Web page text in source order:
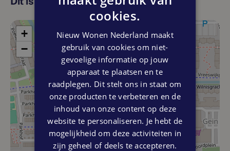
+
−
cookies.
Nieuw Wonen Nederland maakt
gebruik van cookies om niet-
gevoelige informatie op jouw
apparaat te plaatsen en te
raadplegen. Dit stelt ons in staat om
onze producten te verbeteren en de
inhoud van onze content op deze
website te personaliseren. Je hebt de
mogelijkheid om deze activiteiten in
zijn geheel of deels te accepteren.